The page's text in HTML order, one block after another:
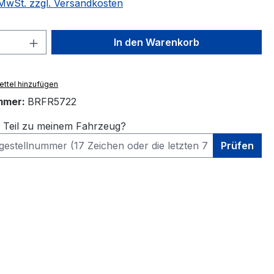
zzgl. Versandkosten
Anzahl: Gib den gewünschten Wert
In den Warenkorb
hinzufügen
BRFR5722
Teil zu meinem Fahrzeug?
Prüfen